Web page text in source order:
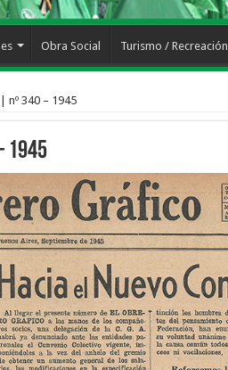
Obra Social Turismo / Recreación
nº 340 – 1945
1945